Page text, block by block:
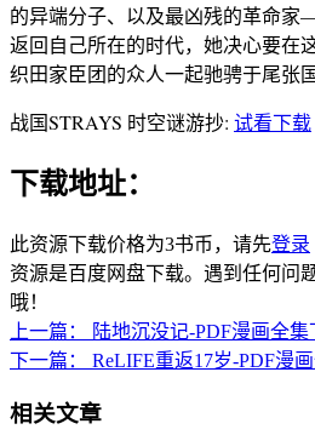
的异端分子、以及最凶残的革命
返回自己所在的时代，她决心要在
织田家臣团的众人一起驰骋于尾张国
战国STRAYS 时空谜游抄: 试看下载
下载地址：
此资源下载价格为3书币，请先登录
资源是百度网盘下载。遇到任何问
哦！
上一篇：
陆地沉没记-PDF漫画全集
下一篇：
ReLIFE重返17岁-PDF漫
相关文章